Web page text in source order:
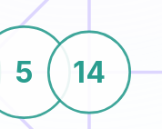
5 14